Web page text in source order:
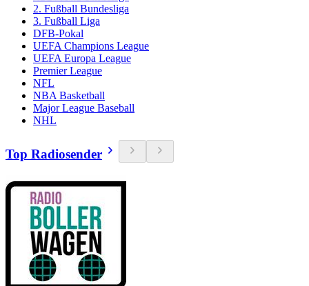
2. Fußball Bundesliga
3. Fußball Liga
DFB-Pokal
UEFA Champions League
UEFA Europa League
Premier League
NFL
NBA Basketball
Major League Baseball
NHL
Top Radiosender